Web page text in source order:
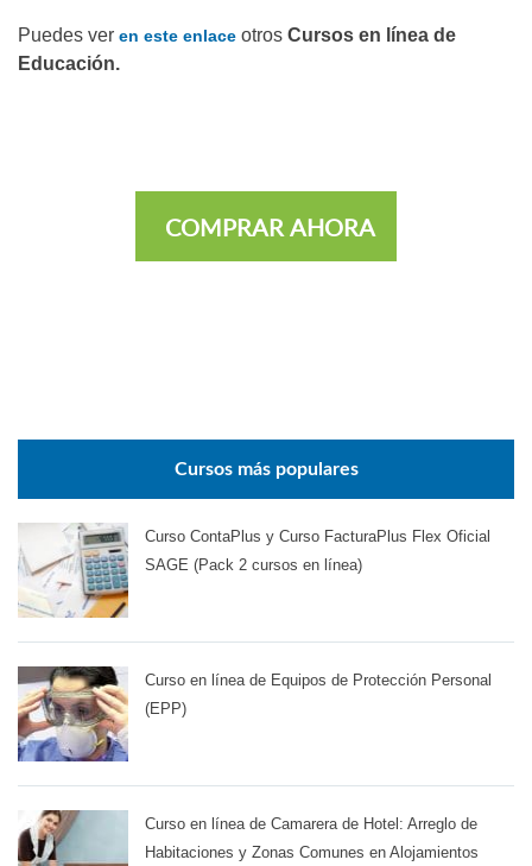
Puedes ver en este enlace otros Cursos en línea de
Educación.
COMPRAR AHORA
Cursos más populares
Curso ContaPlus y Curso FacturaPlus Flex Oficial
SAGE (Pack 2 cursos en línea)
Curso en línea de Equipos de Protección Personal
(EPP)
Curso en línea de Camarera de Hotel: Arreglo de
Habitaciones y Zonas Comunes en Alojamientos